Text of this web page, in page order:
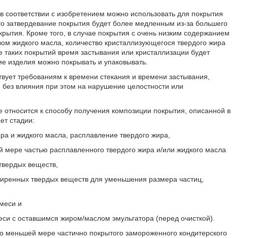
с изобретением можно использовать для покрытия
затвердевание покрытия будет более медленным из-за большего
Кроме того, в случае покрытия с очень низким содержанием
масла, количество кристаллизующегося твердого жира
покрытий время застывания или кристаллизации будет
изделия можно покрывать и упаковывать.
требованиям к времени стекания и времени застывания,
без влияния при этом на нарушение целостности или
к способу получения композиции покрытия, описанной в
стадии:
и жидкого масла, расплавление твердого жира,
частью расплавленного твердого жира и/или жидкого масла
веществ,
твердых веществ для уменьшения размера частиц,
и
с оставшимся жиром/маслом эмульгатора (перед очисткой).
меньшей мере частично покрытого замороженного кондитерского